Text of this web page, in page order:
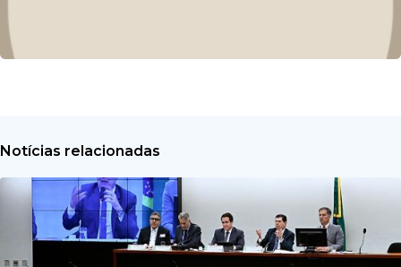
Notícias relacionadas